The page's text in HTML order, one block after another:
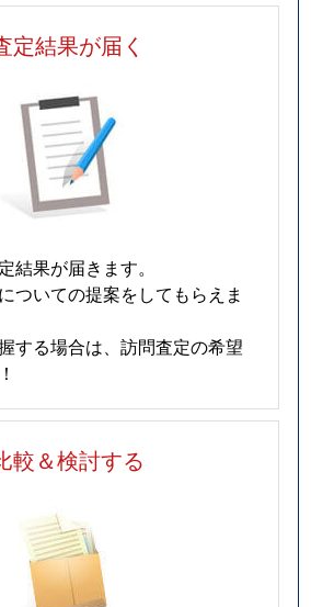
定結果が届く
結果が届きます。
ついての提案をしてもらえま
する場合は、訪問査定の希望
較＆検討する